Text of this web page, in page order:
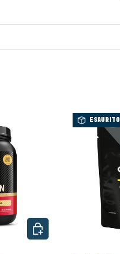
SCEGLI OPZIONI
ESAURITO